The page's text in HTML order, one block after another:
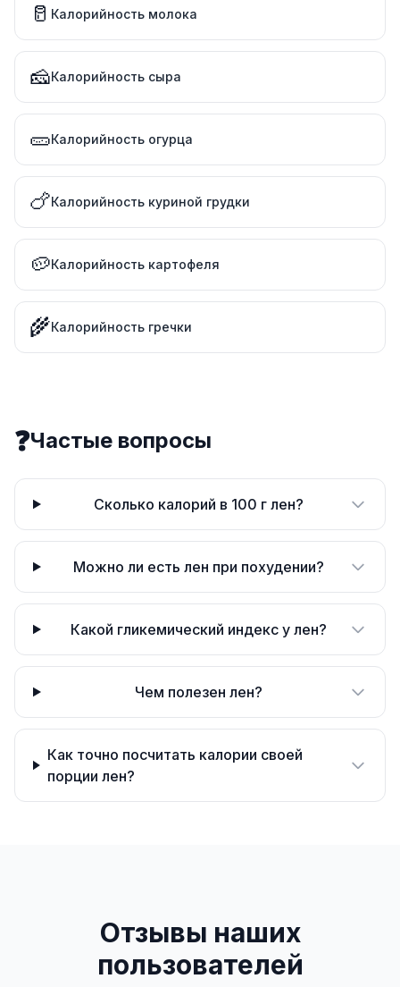
🥛 Калорийность молока
🧀Калорийность сыра
🥒Калорийность огурца
🍗Калорийность куриной грудки
🥔Калорийность картофеля
🌾Калорийность гречки
❓Частые вопросы
Сколько калорий в 100 г лен?
Можно ли есть лен при похудении?
Какой гликемический индекс у лен?
Чем полезен лен?
Как точно посчитать калории своей
порции лен?
Отзывы наших
пользователей